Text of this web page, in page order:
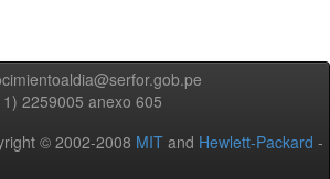
2259005 anexo 605
© 2002-2008 MIT and Hewlett-Packard -